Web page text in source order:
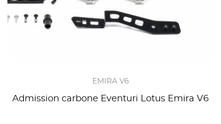
EMIRA V6
Admission carbone Eventuri Lotus Emira V6